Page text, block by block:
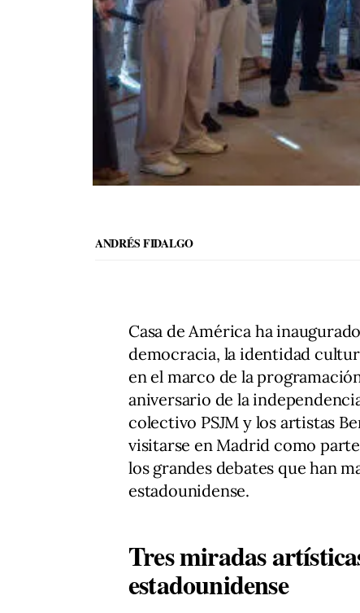
ANDRÉS FIDALGO
Casa de América ha
democracia, la identidad
en el marco de la
aniversario de la
colectivo PSJM y los artistas
visitarse en Madrid como
los grandes debates que han
estadounidense.
Tres miradas
estadounidense